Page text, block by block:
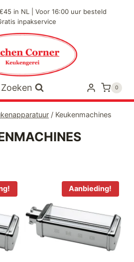
in NL | Voor 16:00 uur besteld
inpakservice
Zoeken 0
/ Keukenmachines
Aanbieding!